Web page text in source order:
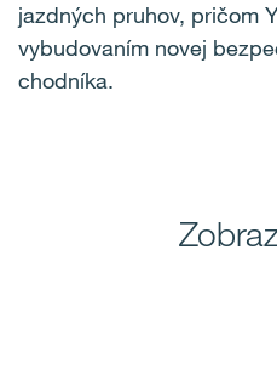
jazdných pruhov, pričom
vybudovaním novej
chodníka.